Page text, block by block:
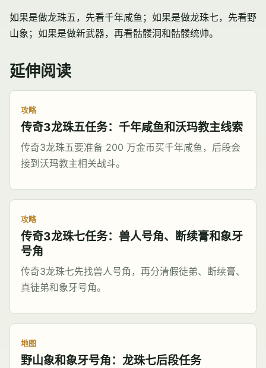
如果是做龙珠五，先看千年咸鱼；如果是做龙珠七，先看野
山象；如果是做新武器，再看骷髅洞和骷髅统帅。
延伸阅读
攻略
传奇3龙珠五任务：千年咸鱼和沃玛教主线索
传奇3龙珠五要准备 200 万金币买千年咸鱼，后段会
接到沃玛教主相关战斗。
攻略
传奇3龙珠七任务：兽人号角、断续膏和象牙
号角
传奇3龙珠七先找兽人号角，再分清假徒弟、断续膏、
真徒弟和象牙号角。
地图
野山象和象牙号角：龙珠七后段任务